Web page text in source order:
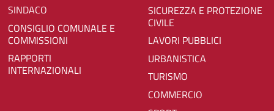
SINDACO
CONSIGLIO COMUNALE E
COMMISSIONI
RAPPORTI
INTERNAZIONALI
SICUREZZA E PROTEZIONE
CIVILE
LAVORI PUBBLICI
URBANISTICA
TURISMO
COMMERCIO